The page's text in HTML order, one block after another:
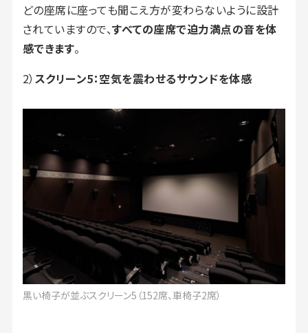
どの座席に座っても聞こえ方が変わらないように設計
されていますので、すべての座席で迫力満点の音を体
感できます。
2） スクリーン5：空気を震わせるサウンドを体感
黒い椅子が並ぶスクリーン5（152席、車椅子2席）